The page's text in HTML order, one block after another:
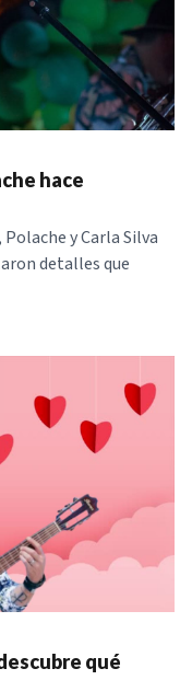
hace
y Carla Silva
detalles que
qué